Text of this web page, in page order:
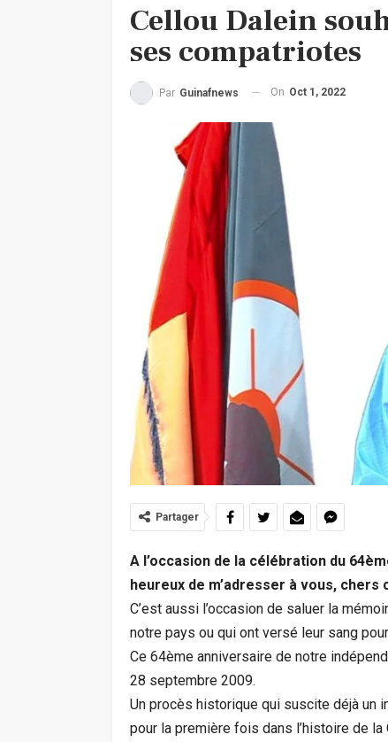
Cellou Dalein
ses compatriotes
Par Guinafnews On Oct 1, 2022
Partager
A l’occasion de la célébration du
heureux de m’adresser à vous,
C’est aussi l’occasion de saluer la
notre pays ou qui ont versé leur sang
Ce 64ème anniversaire de notre
28 septembre 2009.
Un procès historique qui suscite déjà un
pour la première fois dans l’histoire de